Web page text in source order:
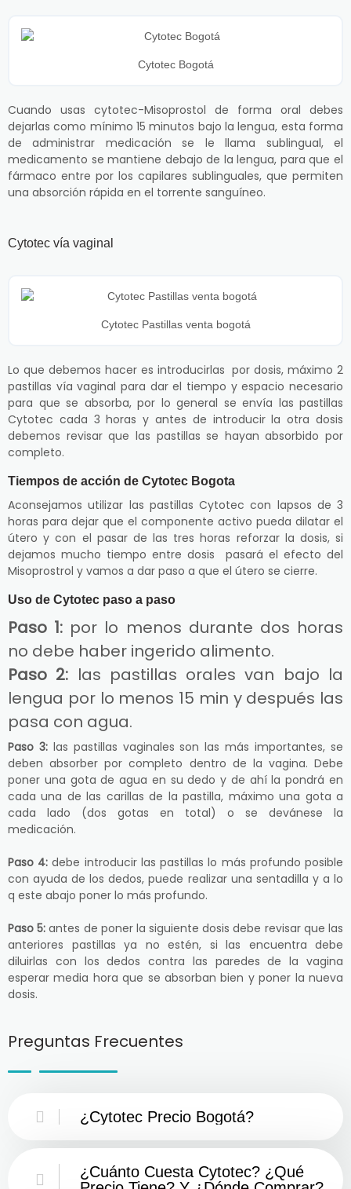
Cytotec Bogotá
Cuando usas cytotec-Misoprostol de forma oral debes
dejarlas como mínimo 15 minutos bajo la lengua, esta forma
de administrar medicación se le llama sublingual, el
medicamento se mantiene debajo de la lengua, para que el
fármaco entre por los capilares sublinguales, que permiten
una absorción rápida en el torrente sanguíneo.
Cytotec vía vaginal
Cytotec Pastillas venta bogotá
Lo que debemos hacer es introducirlas por dosis, máximo 2
pastillas vía vaginal para dar el tiempo y espacio necesario
para que se absorba, por lo general se envía las pastillas
Cytotec cada 3 horas y antes de introducir la otra dosis
debemos revisar que las pastillas se hayan absorbido por
completo.
Tiempos de acción de Cytotec Bogota
Aconsejamos utilizar las pastillas Cytotec con lapsos de 3
horas para dejar que el componente activo pueda dilatar el
útero y con el pasar de las tres horas reforzar la dosis, si
dejamos mucho tiempo entre dosis pasará el efecto del
Misoprostrol y vamos a dar paso a que el útero se cierre.
Uso de Cytotec paso a paso
Paso 1: por lo menos durante dos horas
no debe haber ingerido alimento.
Paso 2: las pastillas orales van bajo la
lengua por lo menos 15 min y después las
pasa con agua.
Paso 3:las pastillas vaginales son las más importantes, se
deben absorber por completo dentro de la vagina. Debe
poner una gota de agua en su dedo y de ahí la pondrá en
cada una de las carillas de la pastilla, máximo una gota a
cada lado (dos gotas en total) o se devánese la
medicación.
Paso 4: debe introducir las pastillas lo más profundo posible
con ayuda de los dedos, puede realizar una sentadilla y a lo
q este abajo poner lo más profundo.
Paso 5: antes de poner la siguiente dosis debe revisar que las
anteriores pastillas ya no estén, si las encuentra debe
diluirlas con los dedos contra las paredes de la vagina
esperar media hora que se absorban bien y poner la nueva
dosis.
Preguntas Frecuentes
¿Cytotec Precio Bogotá?
¿Cuánto Cuesta Cytotec? ¿Qué